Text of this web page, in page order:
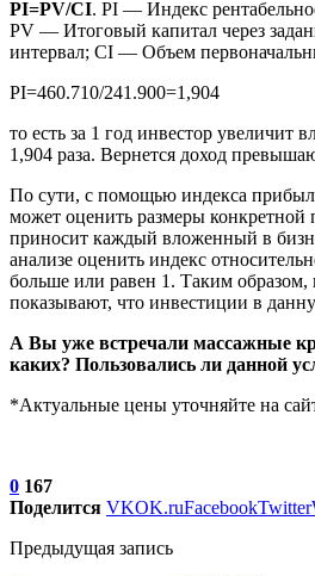
PI=PV/CI. PI — Индекс
PV — Итоговый капитал через
интервал; CI — Объем
PI=460.710/241.900=1,904
то есть за 1 год инвестор увеличит
1,904 раза. Вернется доход
По сути, с помощью индекса
может оценить размеры
приносит каждый вложенный в
анализе оценить индекс
больше или равен 1. Таким
показывают, что инвестиции в
А Вы уже встречали массажные
каких? Пользовались ли данной
*Актуальные цены уточняйте на
0 167
Поделится VKOK.ruFacebookTwitter
Предыдущая запись